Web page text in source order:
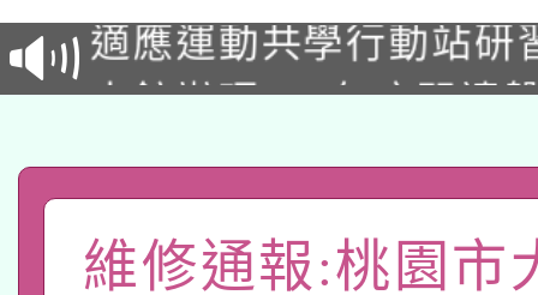
甄選結果公告(無人報
適應運動共學行動站研
本館辦理115年度閱讀
礎課程
A3數位素養講師名單
「數位內容與教學軟體
維修通報:桃園市